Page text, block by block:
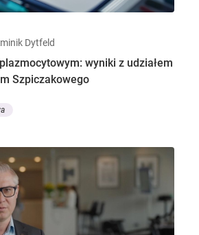
Dytfeld
wyniki z udziałem
Szpiczakowego